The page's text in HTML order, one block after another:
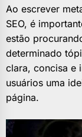
Ao escrever
SEO, é
estão
determinado
clara, concisa e
usuários uma
página.